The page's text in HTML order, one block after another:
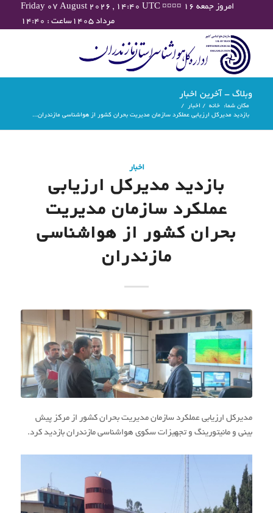
Friday 07 August 2026 , 14:40 UTC ¤¤¤¤ امروز جمعه ۱۶
مرداد ۱۴۰۵ساعت : ۱۴:۴۰
وبلاگ - آخرین اخبار
مکان شما: خانه / اخبار
/
بازدید مدیرکل ارزیابی عملکرد سازمان مدیریت بحران کشور از هواشناسی مازندران...
اخبار
بازدید مدیرکل ارزیابی
عملکرد سازمان مدیریت
بحران کشور از هواشناسی
مازندران
مدیرکل ارزیابی عملکرد سازمان مدیریت بحران کشور از مرکز پیش
بینی و مانیتورینگ و تجهیزات سکوی هواشناسی مازندران بازدید کرد.